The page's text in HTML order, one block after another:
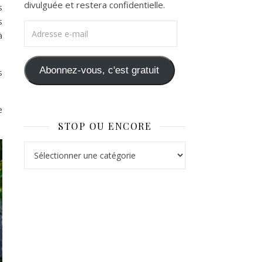
divulguée et restera confidentielle.
Abonnez-vous, c'est gratuit
STOP OU ENCORE